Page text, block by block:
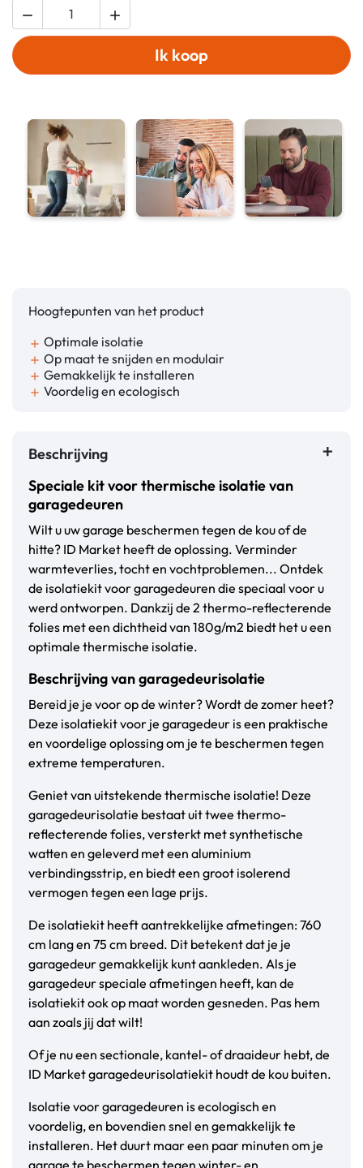
 
Ik koop
Hoogtepunten van het product
add Optimale isolatie
add Op maat te snijden en modulair
add Gemakkelijk te installeren
add Voordelig en ecologisch
Beschrijving
Speciale kit voor thermische isolatie van
garagedeuren
Wilt u uw garage beschermen tegen de kou of de
hitte? ID Market heeft de oplossing. Verminder
warmteverlies, tocht en vochtproblemen... Ontdek
de isolatiekit voor garagedeuren die speciaal voor u
werd ontworpen. Dankzij de 2 thermo-reflecterende
folies met een dichtheid van 180g/m2 biedt het u een
optimale thermische isolatie.
Beschrijving van garagedeurisolatie
Bereid je je voor op de winter? Wordt de zomer heet?
Deze isolatiekit voor je garagedeur is een praktische
en voordelige oplossing om je te beschermen tegen
extreme temperaturen.
Geniet van uitstekende thermische isolatie! Deze
garagedeurisolatie bestaat uit twee thermo-
reflecterende folies, versterkt met synthetische
watten en geleverd met een aluminium
verbindingsstrip, en biedt een groot isolerend
vermogen tegen een lage prijs.
De isolatiekit heeft aantrekkelijke afmetingen: 760
cm lang en 75 cm breed. Dit betekent dat je je
garagedeur gemakkelijk kunt aankleden. Als je
garagedeur speciale afmetingen heeft, kan de
isolatiekit ook op maat worden gesneden. Pas hem
aan zoals jij dat wilt!
Of je nu een sectionale, kantel- of draaideur hebt, de
ID Market garagedeurisolatiekit houdt de kou buiten.
Isolatie voor garagedeuren is ecologisch en
voordelig, en bovendien snel en gemakkelijk te
installeren. Het duurt maar een paar minuten om je